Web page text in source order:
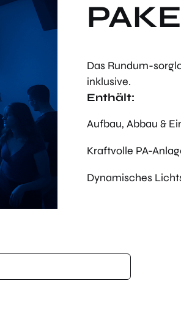
Das Rundum-
inklusive.
Enthält:
Aufbau, Abbau &
Kraftvolle PA-
Dynamisches